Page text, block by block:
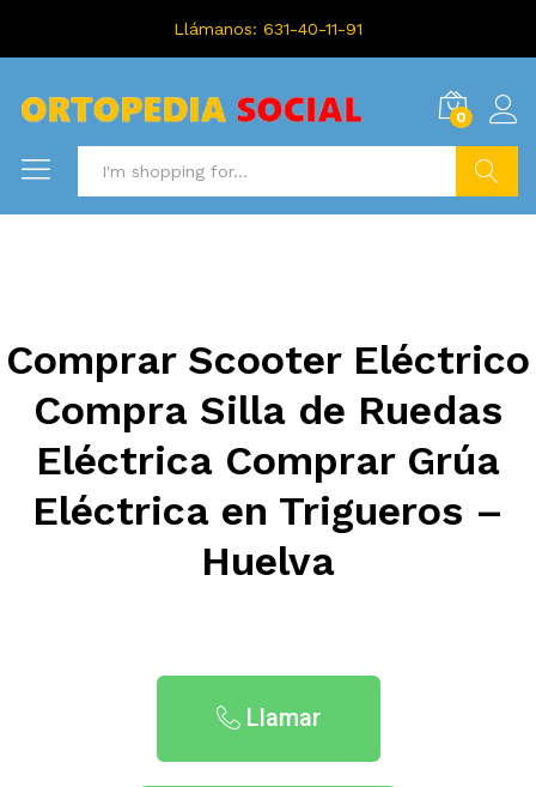
Llámanos: 631-40-11-91
0
Comprar Scooter Eléctrico
Compra Silla de Ruedas
Eléctrica Comprar Grúa
Eléctrica en Trigueros –
Huelva
Llamar